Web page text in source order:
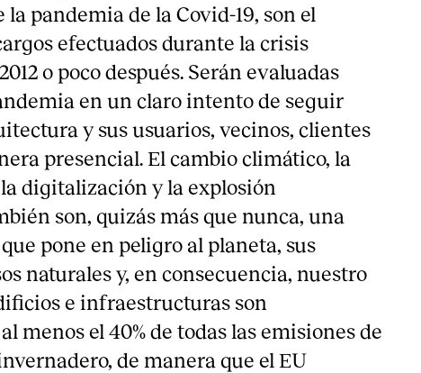
la pandemia de la Covid-19, son el
efectuados durante la crisis
o poco después. Serán evaluadas
en un claro intento de seguir
y sus usuarios, vecinos, clientes
presencial. El cambio climático, la
digitalización y la explosión
son, quizás más que nunca, una
pone en peligro al planeta, sus
naturales y, en consecuencia, nuestro
e infraestructuras son
menos el 40% de todas las emisiones de
de manera que el EU